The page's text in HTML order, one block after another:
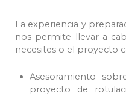
La experiencia y
nos permite llevar a
necesites o el proyecto
Asesoramiento
proyecto de